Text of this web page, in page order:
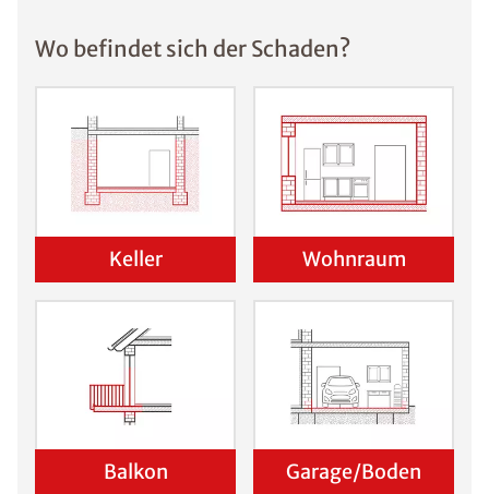
Wo befindet sich der Schaden?
Keller Wohnraum
Balkon Garage/Boden